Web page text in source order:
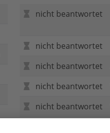
nicht beantwortet
nicht beantwortet
nicht beantwortet
nicht beantwortet
nicht beantwortet